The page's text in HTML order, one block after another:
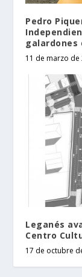
Pedro
galardones
11 de marzo de
Leganés
Centro
17 de octubre